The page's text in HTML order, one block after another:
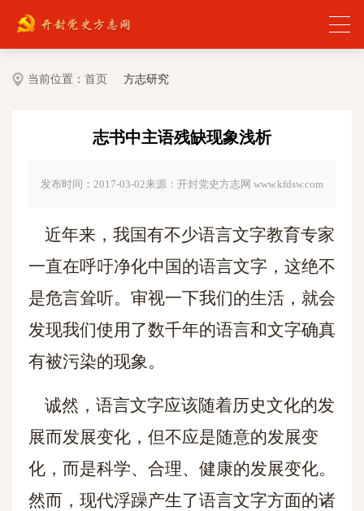
当前位置： 首页 方志研究
志书中主语残缺现象浅析
发布时间：2017-03-02来源：开封党史方志网 www.kfdsw.com
近年来，我国有不少语言文字教育专家
一直在呼吁净化中国的语言文字，这绝不
是危言耸听。审视一下我们的生活，就会
发现我们使用了数千年的语言和文字确真
有被污染的现象。
诚然，语言文字应该随着历史文化的发
展而发展变化，但不应是随意的发展变
化，而是科学、合理、健康的发展变化。
然而，现代浮躁产生了语言文字方面的诸